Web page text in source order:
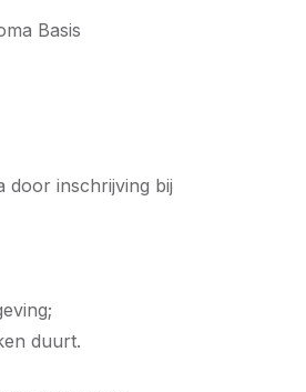
Basis
door inschrijving bij
duurt.